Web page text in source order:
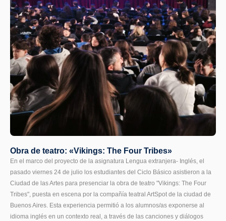
Obra de teatro: «Vikings: The Four Tribes»
En el marco del proyecto de la asignatura Lengua extranjera- Inglés, el
pasado viernes 24 de julio los estudiantes del Ciclo Básico asistieron a la
Ciudad de las Artes para presenciar la obra de teatro "Vikings: The Four
Tribes", puesta en escena por la compañía teatral ArtSpot de la ciudad de
Buenos Aires. Esta experiencia permitió a los alumnos/as exponerse al
idioma inglés en un contexto real, a través de las canciones y diálogos